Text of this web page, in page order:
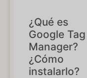
¿Qué es
Google Tag
Manager?
¿Cómo
instalarlo?